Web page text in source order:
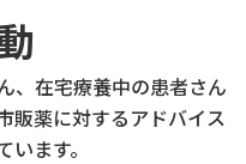
、在宅療養中の患者さん
販薬に対するアドバイス
ます。